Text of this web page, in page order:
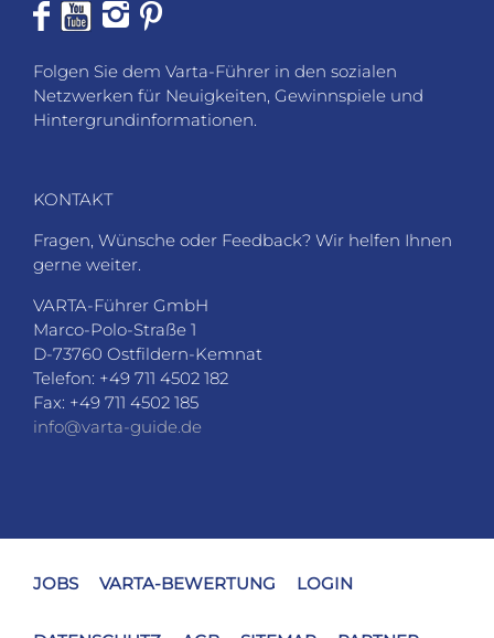
Folgen Sie dem Varta-Führer in den sozialen
Netzwerken für Neuigkeiten, Gewinnspiele und
Hintergrundinformationen.
KONTAKT
Fragen, Wünsche oder Feedback? Wir helfen Ihnen
gerne weiter.
VARTA-Führer GmbH
Marco-Polo-Straße 1
D-73760 Ostfildern-Kemnat
Telefon: +49 711 4502 182
Fax: +49 711 4502 185
info@varta-guide.de
JOBS VARTA-BEWERTUNG LOGIN